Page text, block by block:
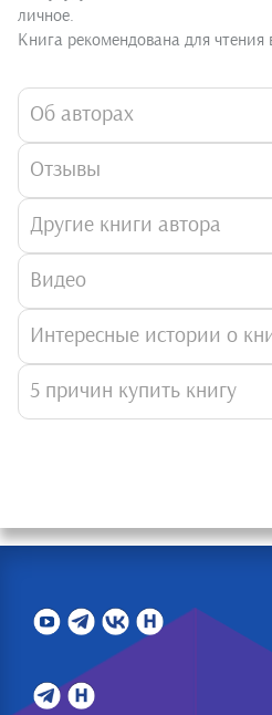
личное.
Книга рекомендована для
Об авторах
Отзывы
Другие книги автора
Видео
Интересные истории о
5 причин купить книгу